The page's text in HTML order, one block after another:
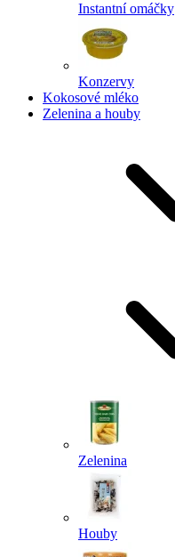
Instantní omáčky
Konzervy
Kokosové mléko
Zelenina a houby
Zelenina
Houby